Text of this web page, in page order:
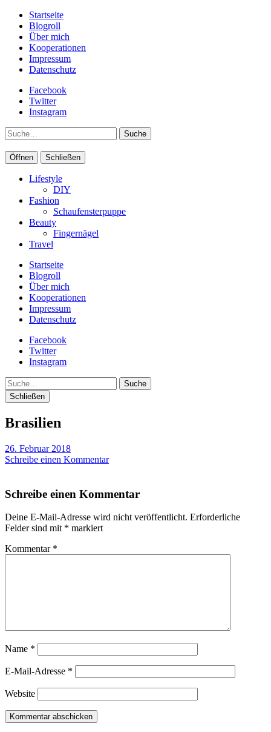
Startseite
Blogroll
Über mich
Kooperationen
Impressum
Datenschutz
Facebook
Twitter
Instagram
Suche
Öffnen Schließen
Lifestyle
DIY
Fashion
Schaufensterpuppe
Beauty
Fingernägel
Travel
Startseite
Blogroll
Über mich
Kooperationen
Impressum
Datenschutz
Facebook
Twitter
Instagram
Suche
Schließen
Brasilien
26. Februar 2018
Schreibe einen Kommentar
Schreibe einen Kommentar
Deine E-Mail-Adresse wird nicht veröffentlicht. Erforderliche
Felder sind mit * markiert
Kommentar *
Name *
E-Mail-Adresse *
Website